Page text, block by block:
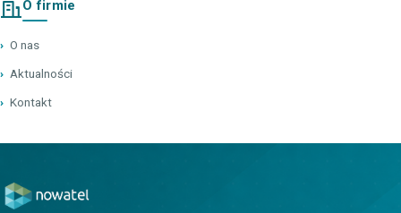
O firmie
› O nas
› Aktualności
› Kontakt